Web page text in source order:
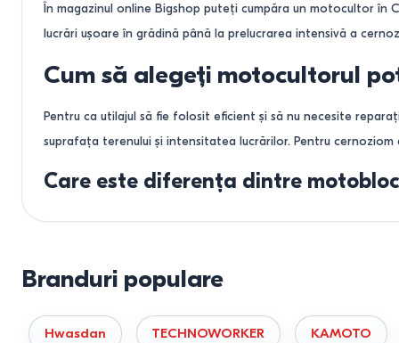
130cm
108cm
80cm
50-110cm
28cm
75cm
80-120cm
31cm
18 cm
22 cm
10-20cm
8-30 cm
În magazinul online Bigshop puteți cumpăra un motocultor
lucrări ușoare în grădină până la prelucrarea intensivă a
Cum să alegeți motocultorul
Pentru ca utilajul să fie folosit eficient și să nu necesite
suprafața terenului și intensitatea lucrărilor. Pentru
Care este diferența dintre
Cultivatorul este destinat lucrărilor superficiale de afânare a
Alegerea motoblocului în funcție de
Până la 6 ari -
motocultor pe benzină ușor — compact și
Branduri populare
Hwasdan TECHNOWORKER KAMOTO